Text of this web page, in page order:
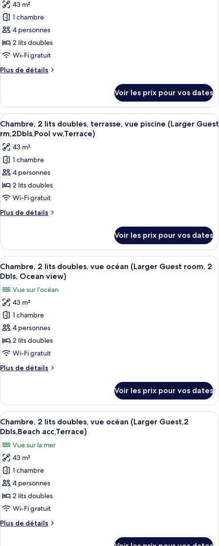
Guest
room,
Beach
acc,
Terrace)
très
grand
lit,
vue
(Larger
Guest
room,
Terrace)
photos
pour
ce
type
de
chambre :
Chambre,
lits
doubles,
vue
piscine
(Larger
Guest
room,
2
Dbls,
Pool
view)
43 m²
1 chambre
4 personnes
2 lits doubles
Wi-Fi gratuit
Plus de détails
Plus
le
type
de
chambre
Chambre,
2
lits
doubles,
vue
piscine
Guest
room,
2
view)
Voir les prix pour vos dates
Afficher
toutes
les
photos
pour
ce
type
de
chambre :
Chambre,
lits
doubles,
terrasse,
vue
piscine
(Larger
Guest
rm,2Dbls,Pool
vw,Terrace)
Une chambre d’hôtel avec un grand
9
Chambre, 2 lits doubles, terrasse, vue piscine (Larger Guest
rm,2Dbls,Pool vw,Terrace)
43 m²
1 chambre
4 personnes
2 lits doubles
Wi-Fi gratuit
Plus de détails
Plus
le
type
de
chambre
Chambre,
2
lits
doubles,
terrasse,
vue
(Larger
Guest
vw,Terrace)
Voir les prix pour vos dates
Afficher
toutes
photos
pour
ce
type
de
chambre :
2
vue
océan
(Larger
Guest
room,
2
Dbls,
Ocean
view)
Une chambre d’hôtel avec deux lits,
7
Chambre, 2 lits doubles, vue océan (Larger Guest room, 2
Dbls, Ocean view)
Vue sur l’océan
43 m²
1 chambre
4 personnes
2 lits doubles
Wi-Fi gratuit
Plus de détails
Plus
le
type
de
chambre
Chambre,
2
lits
doubles,
vue
océan
Guest
room,
Dbls,
Voir les prix pour vos dates
Afficher
toutes
photos
pour
ce
type
de
chambre :
2
Une chambre d’hôtel avec deux lits,
6
Chambre, 2 lits doubles, vue océan (Larger Guest,2
Dbls,Beach acc,Terrace)
Vue sur la mer
43 m²
1 chambre
4 personnes
2 lits doubles
Wi-Fi gratuit
Plus de détails
Plus